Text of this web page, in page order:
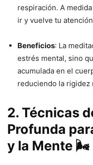
respiración. A
ir y vuelve tu
Beneficios: La
estrés mental, sino
acumulada en el
reduciendo la rigidez
2. Técnicas
Profunda
y la Mente 🌬️